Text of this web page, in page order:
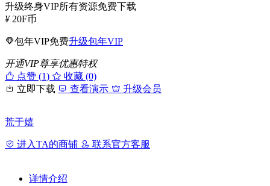
升级终身VIP所有资源免费下载
¥ 20F币
包年VIP免费升级包年VIP
开通VIP尊享优惠特权
点赞 (1)
收藏 (0)
立即下载
查看演示 升级会员
荒于嬉
进入TA的商铺 联系官方客服
详情介绍